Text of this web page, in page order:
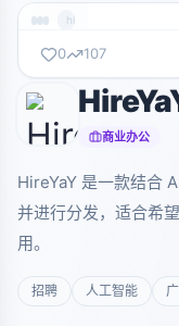
hireyay.com
暂无截图
hireyay.com
0 107
商业办公
HireYaY 是一款结合
并进行分发，适合希
用。
招聘 人工智能